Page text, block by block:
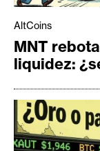
AltCoins
MNT
liquidez: